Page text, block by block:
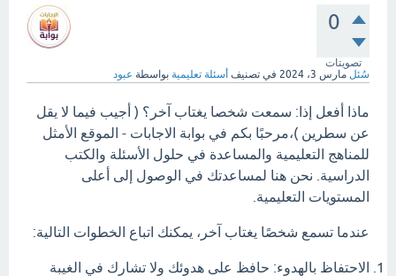
0
تصويتات
سُئل مارس 3، 2024 في تصنيف أسئلة تعليمية بواسطة عبود
ماذا أفعل إذا: سمعت شخصا يغتاب آخر؟ ( أجيب فيما لا يقل
عن سطرين )،مرحبًا بكم في بوابة الاجابات - الموقع الأمثل
للمناهج التعليمية والمساعدة في حلول الأسئلة والكتب
الدراسية. نحن هنا لمساعدتك في الوصول إلى أعلى
المستويات التعليمية.
عندما تسمع شخصًا يغتاب آخر، يمكنك اتباع الخطوات التالية:
الاحتفاظ بالهدوء: حافظ على هدوئك ولا تشارك في الغيبة